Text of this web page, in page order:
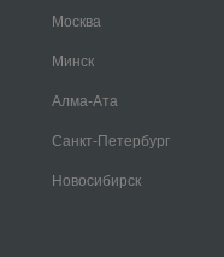
Москва
Минск
Алма-Ата
Санкт-Петербург
Новосибирск